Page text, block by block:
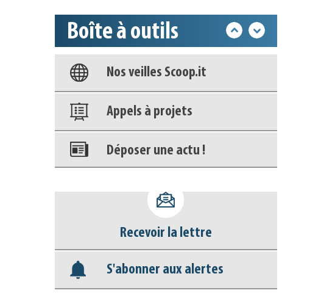
Boîte à outils
Base documentaire
Nos veilles Scoop.it
Appels à projets
Déposer une actu !
déconnecter)
Base documentaire
Nos veilles Scoop.it
Recevoir la lettre
S'abonner aux alertes